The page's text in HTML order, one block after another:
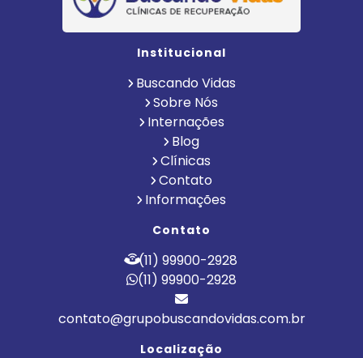
Institucional
Buscando Vidas
Sobre Nós
Internações
Blog
Clínicas
Contato
Informações
Contato
(11) 99900-2928
(11) 99900-2928
contato@grupobuscandovidas.com.br
Localização